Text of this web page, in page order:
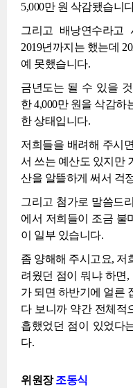
5,000만 원 삭감됐습니
그리고 배낭연수라
2019년까지는 했는데
예 못했습니다.
금년도는 될 수 있을
한 4,000만 원을 삭감
한 상태입니다.
저희들을 배려해 주시
서 쓰는 예산도 있지만
산을 알뜰하게 써서 걱
그리고 첨가로 말씀드
에서 저희들이 조금 불
이 일부 있습니다.
좀 양해해 주시고요, 저
려웠던 점이 뭐냐 하면
가 되면 하반기에 얼른
다 보니까 약간 전체적
흡했었던 점이 있었다
다.
위원장조동식